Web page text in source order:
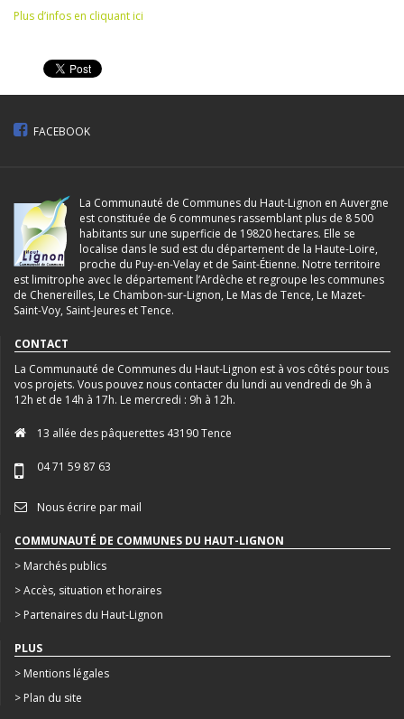
Plus d’infos en cliquant ici
FACEBOOK
La Communauté de Communes du Haut-Lignon en Auvergne
est constituée de 6 communes rassemblant plus de 8 500
habitants sur une superficie de 19820 hectares. Elle se
localise dans le sud est du département de la Haute-Loire,
proche du Puy-en-Velay et de Saint-Étienne. Notre territoire
est limitrophe avec le département l’Ardèche et regroupe les communes
de Chenereilles, Le Chambon-sur-Lignon, Le Mas de Tence, Le Mazet-
Saint-Voy, Saint-Jeures et Tence.
CONTACT
La Communauté de Communes du Haut-Lignon est à vos côtés pour tous
vos projets. Vous pouvez nous contacter du lundi au vendredi de 9h à
12h et de 14h à 17h. Le mercredi : 9h à 12h.
13 allée des pâquerettes 43190 Tence
04 71 59 87 63
Nous écrire par mail
COMMUNAUTÉ DE COMMUNES DU HAUT-LIGNON
> Marchés publics
> Accès, situation et horaires
> Partenaires du Haut-Lignon
PLUS
> Mentions légales
> Plan du site